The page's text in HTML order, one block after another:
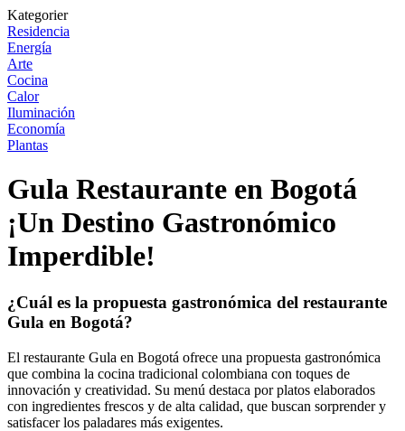
Kategorier
Residencia
Energía
Arte
Cocina
Calor
Iluminación
Economía
Plantas
Gula Restaurante en Bogotá
¡Un Destino Gastronómico
Imperdible!
¿Cuál es la propuesta gastronómica del restaurante
Gula en Bogotá?
El restaurante Gula en Bogotá ofrece una propuesta gastronómica
que combina la cocina tradicional colombiana con toques de
innovación y creatividad. Su menú destaca por platos elaborados
con ingredientes frescos y de alta calidad, que buscan sorprender y
satisfacer los paladares más exigentes.